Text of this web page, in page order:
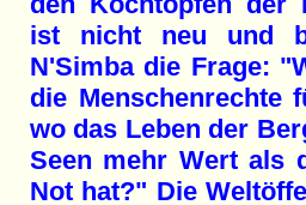
ist nicht neu und
N'Simba die Frage:
die Menschenrechte
wo das Leben der
Seen mehr Wert als
Not hat?" Die